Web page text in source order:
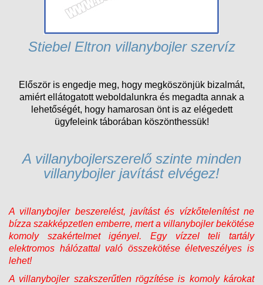
Stiebel Eltron villanybojler szervíz
Először is engedje meg, hogy megköszönjük bizalmát,
amiért ellátogatott weboldalunkra és megadta annak a
lehetőségét, hogy hamarosan önt is az elégedett
ügyfeleink táborában köszönthessük!
A villanybojlerszerelő szinte minden
villanybojler javítást elvégez!
A villanybojler beszerelést, javítást és vízkőtelenítést ne
bízza szakképzetlen emberre, mert a villanybojler bekötése
komoly szakértelmet igényel. Egy vízzel teli tartály
elektromos hálózattal való összekötése életveszélyes is
lehet!
A villanybojler szakszerűtlen rögzítése is komoly károkat